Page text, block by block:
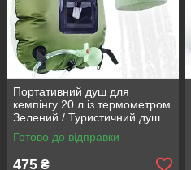
Портативний душ для
кемпінгу 20 л із термометром
Зелений / Туристичний душ
переносний з лійкою /
Польовий душ сумка
Готово до відправки
475 ₴